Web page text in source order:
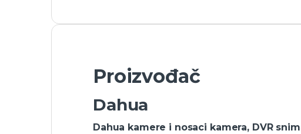
Proizvođač
Dahua
Dahua kamere i nosaci kamera, DVR